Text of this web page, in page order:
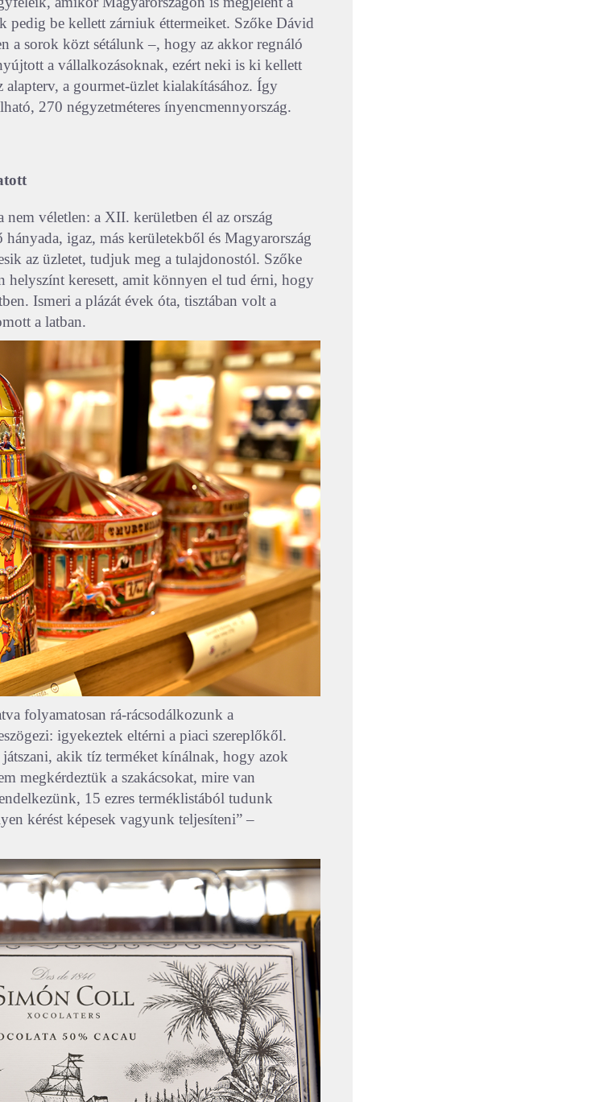
pedig be kellett zárniuk éttermeiket. Szőke Dávid
a sorok közt sétálunk –, hogy az akkor regnáló
a vállalkozásoknak, ezért neki is ki kellett
a gourmet-üzlet kialakításához. Így
270 négyzetméteres ínyencmennyország.
véletlen: a XII. kerületben él az ország
igaz, más kerületekből és Magyarország
az üzletet, tudjuk meg a tulajdonostól. Szőke
helyszínt keresett, amit könnyen el tud érni, hogy
Ismeri a plázát évek óta, tisztában volt a
a latban.
folyamatosan rá-rácsodálkozunk a
igyekeztek eltérni a piaci szereplőkől.
akik tíz terméket kínálnak, hogy azok
megkérdeztük a szakácsokat, mire van
15 ezres terméklistából tudunk
kérést képesek vagyunk teljesíteni” –